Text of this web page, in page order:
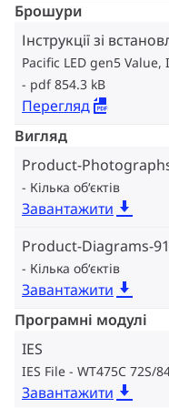
Брошури
Інструкції зі
Pacific LED gen5
pdf 854.3 kB
Перегляд
Вигляд
Product-
Кілька об‘єктів
Завантажити
Product-Diagrams-
Кілька об‘єктів
Завантажити
Програмні модулі
IES
IES File - WT475C 72S/
Завантажити